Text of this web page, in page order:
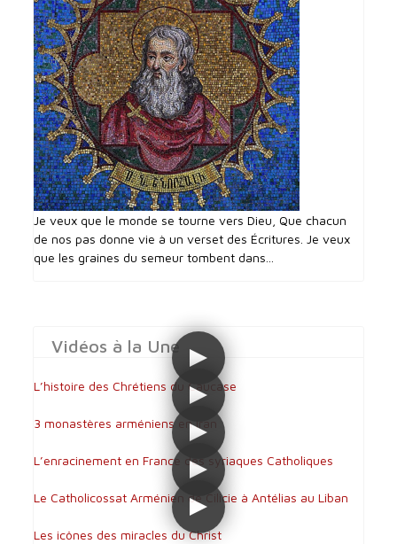
Je veux que le monde se tourne vers Dieu, Que chacun
de nos pas donne vie à un verset des Écritures. Je veux
que les graines du semeur tombent dans...
Vidéos à la Une
L’histoire des Chrétiens du Caucase
3 monastères arméniens en Iran
L’enracinement en France des syriaques Catholiques
Le Catholicossat Arménien de Cilicie à Antélias au Liban
Les icônes des miracles du Christ